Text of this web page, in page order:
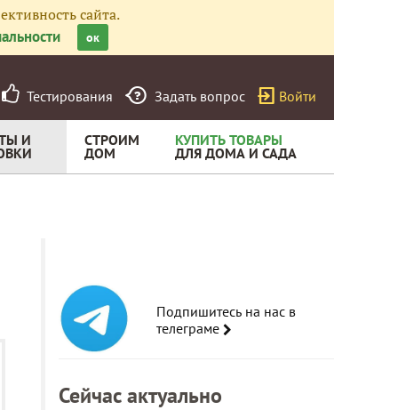
сайта.
ок
Тестирования Задать вопрос Войти
И СТРОИМ
ДОМ
КУПИТЬ ТОВАРЫ
ДЛЯ ДОМА И САДА
Подпишитесь на нас в
телеграме
Сейчас актуально